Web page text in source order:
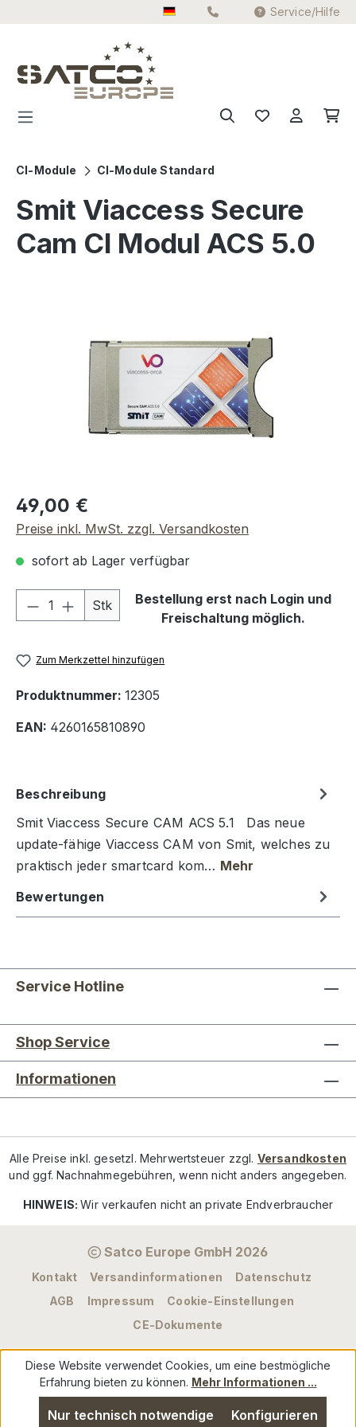
Zum Hauptinhalt springen Service/Hilfe
CI-Module CI-Module Standard
Smit Viaccess Secure
Cam CI Modul ACS 5.0
Regulärer Preis:
49,00 €
Preise inkl. MwSt. zzgl. Versandkosten
sofort ab Lager verfügbar
Produkt Anzahl: Gib den
Stk
Bestellung erst nach Login und
Freischaltung möglich.
Zum Merkzettel hinzufügen
Produktnummer: 12305
EAN: 4260165810890
Beschreibung
Smit Viaccess Secure CAM ACS 5.1 Das neue
update-fähige Viaccess CAM von Smit, welches zu
praktisch jeder smartcard kom… Mehr
Bewertungen
Service Hotline
Shop Service
Informationen
Alle Preise inkl. gesetzl. Mehrwertsteuer zzgl. Versandkosten
und ggf. Nachnahmegebühren, wenn nicht anders angegeben.
HINWEIS:Wir verkaufen nicht an private Endverbraucher
Satco Europe GmbH 2026
Kontakt Versandinformationen
Datenschutz
AGB
Impressum
Cookie-Einstellungen
CE-Dokumente
Diese Website verwendet Cookies, um eine bestmögliche
Erfahrung bieten zu können. Mehr Informationen ...
Nur technisch notwendige Konfigurieren